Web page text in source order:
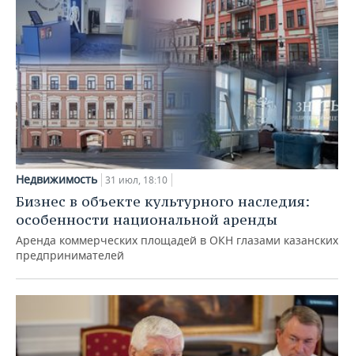
Недвижимость 31 июл, 18:10
Бизнес в объекте культурного наследия:
особенности национальной аренды
Аренда коммерческих площадей в ОКН глазами казанских
предпринимателей